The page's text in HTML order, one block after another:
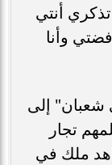
أنتي
وأنا
شعبان" إلى
تجار
ملك في